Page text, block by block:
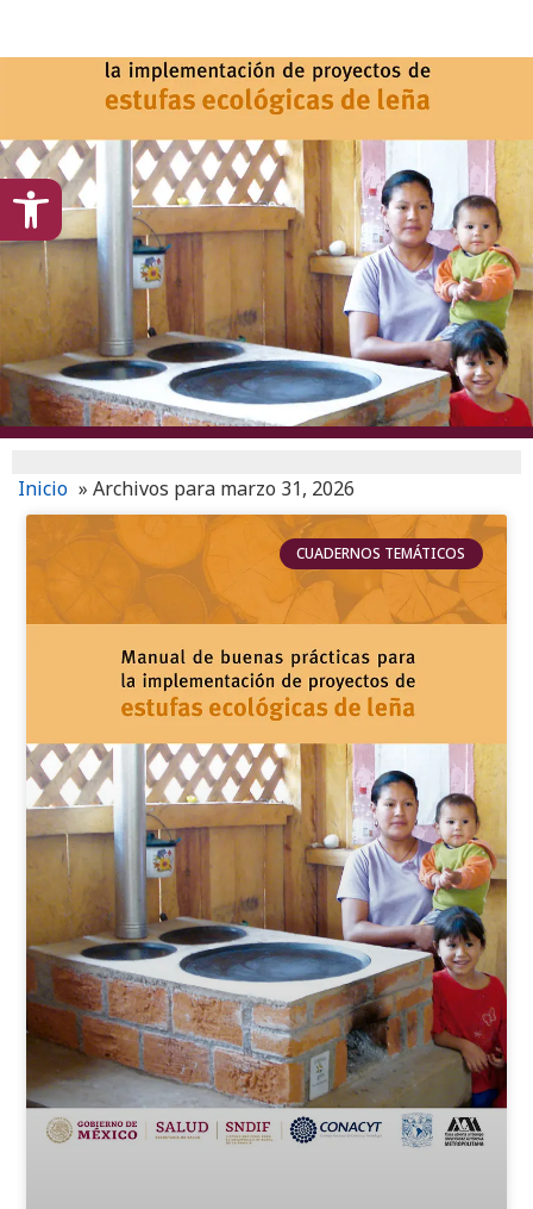
Inicio » Archivos para marzo 31, 2026
CUADERNOS TEMÁTICOS
Open toolbar